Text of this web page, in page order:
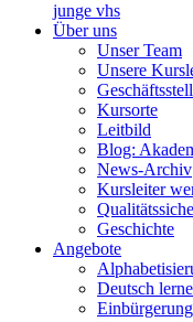
junge vhs
Über uns
Unser Team
Unsere
Kursorte
Leitbild
Blog:
News-Archiv
Kursleiter
Geschichte
Angebote
Deutsch